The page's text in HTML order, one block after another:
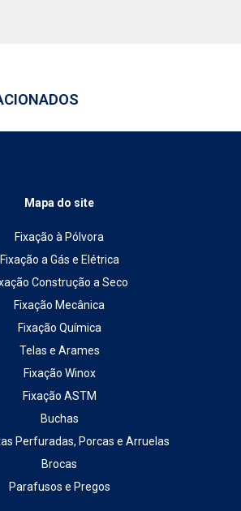
Mapa do site
Fixação à Pólvora
Fixação a Gás e Elétrica
Construção a Seco
Fixação Mecânica
Fixação Química
Telas e Arames
Fixação Winox
Fixação ASTM
Buchas
Perfuradas, Porcas e Arruelas
Brocas
Parafusos e Pregos